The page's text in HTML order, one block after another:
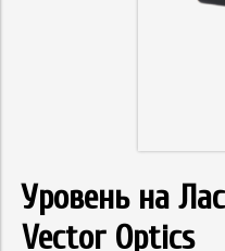
Уровень на
Vector Optics